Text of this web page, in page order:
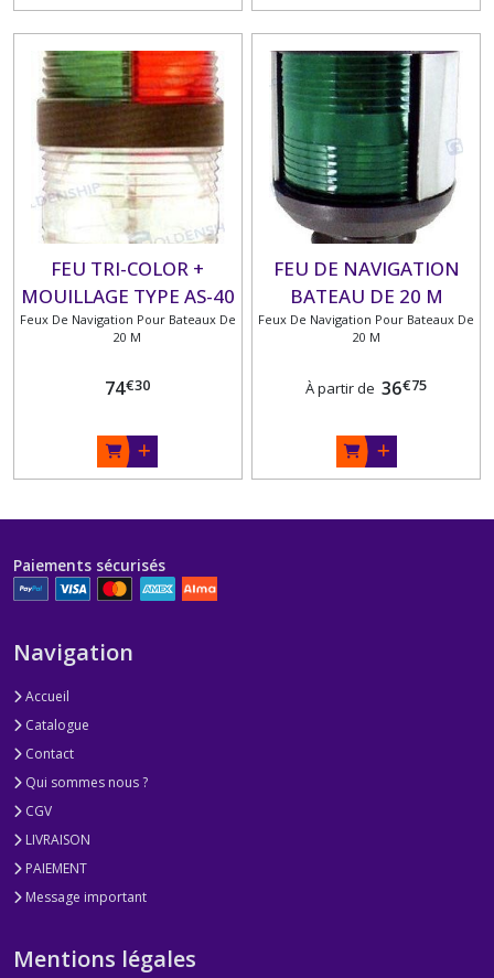
FEU TRI-COLOR +
MOUILLAGE TYPE AS-40
Feux De Navigation Pour Bateaux De
20 M
74€30
FEU DE NAVIGATION
BATEAU DE 20 M
Feux De Navigation Pour Bateaux De
20 M
À partir de 36€75
DE
NAVIGATION
POUR
BATEAUX
DE
20
M
(6)
BATTERIE
COUPLEURS
(12)
(5)
CHARGEURS
PRISES
QUAI
ET
PONT
Paiements sécurisés
Navigation
Accueil
Catalogue
Contact
Qui sommes nous ?
CGV
LIVRAISON
PAIEMENT
Message important
Mentions légales